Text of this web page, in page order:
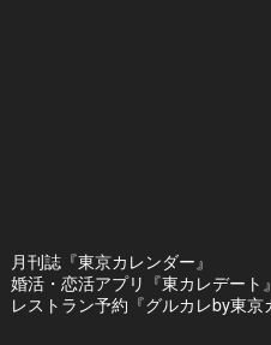
月刊誌『東京カレンダー』
婚活・恋活アプリ『東カレデート』
レストラン予約『グルカレby東京